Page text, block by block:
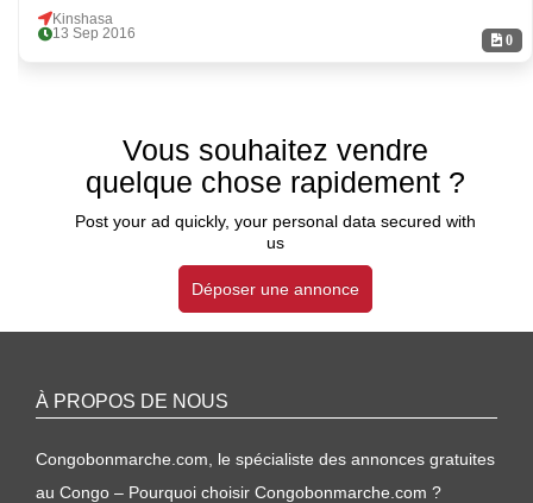
0
Kinshasa
13 Sep 2016
Vous souhaitez vendre
quelque chose rapidement ?
Post your ad quickly, your personal data secured with
us
Déposer une annonce
À PROPOS DE NOUS
Congobonmarche.com, le spécialiste des annonces gratuites
au Congo – Pourquoi choisir Congobonmarche.com ?